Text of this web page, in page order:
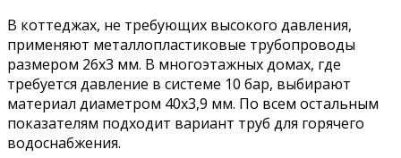
В коттеджах, не требующих высокого давления,
применяют металлопластиковые трубопроводы
размером 26х3 мм. В многоэтажных домах, где
требуется давление в системе 10 бар, выбирают
материал диаметром 40х3,9 мм. По всем остальным
показателям подходит вариант труб для горячего
водоснабжения.